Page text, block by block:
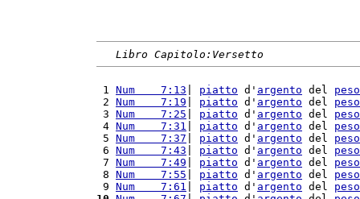
Libro Capitolo:Versetto
1 Num    7:13 piatto d' argento del peso
2 Num    7:19 piatto d' argento del peso
3 Num    7:25 piatto d' argento del peso
4 Num    7:31 piatto d' argento del peso
5 Num    7:37 piatto d' argento del peso
6 Num    7:43 piatto d' argento del peso
7 Num    7:49 piatto d' argento del peso
8 Num    7:55 piatto d' argento del peso
9 Num    7:61 piatto d' argento del peso